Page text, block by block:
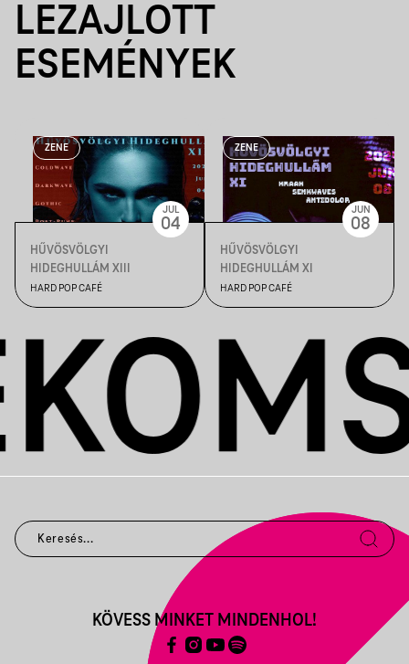
LEZAJLOTT
ESEMÉNYEK
ZENE
HŰVÖSVÖLGYI
HIDEGHULLÁM XIII
HARD POP CAFÉ
JUL
04
ZENE
HŰVÖSVÖLGYI
HIDEGHULLÁM XI
HARD POP CAFÉ
JUN
08
KÖVESS MINKET MINDENHOL!